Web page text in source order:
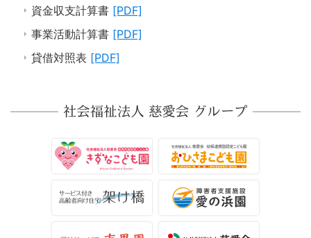
資金収支計算書 [PDF]
事業活動計算書 [PDF]
貸借対照表 [PDF]